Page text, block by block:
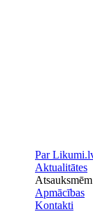
Par
Aktualitātes
Atsauksmēm
Apmācības
Kontakti